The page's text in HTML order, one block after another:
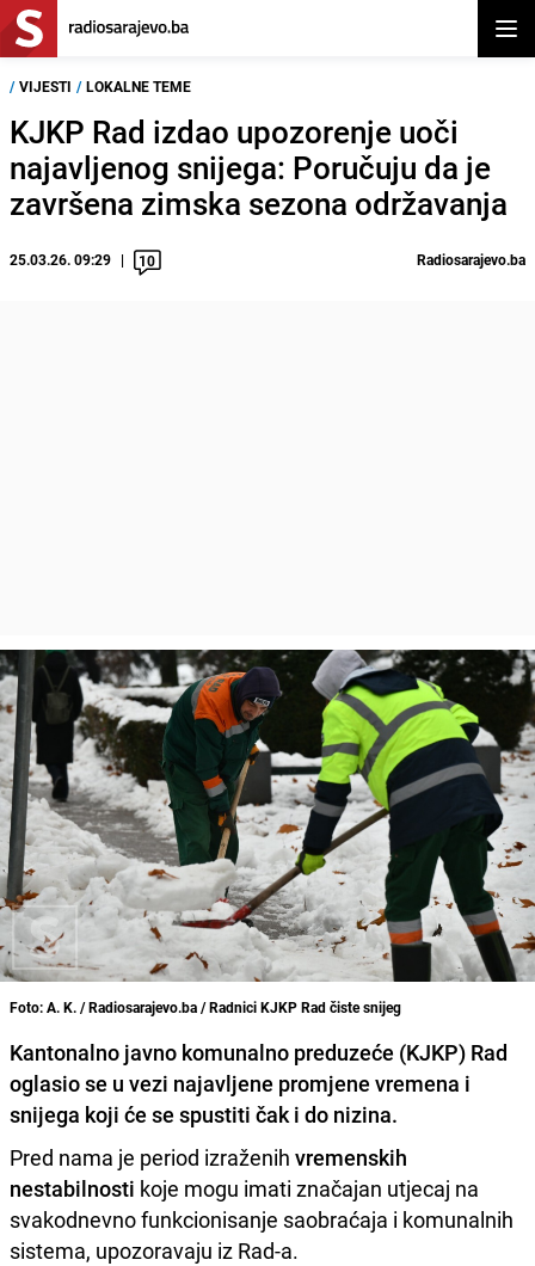
/ VIJESTI / LOKALNE TEME
KJKP Rad izdao upozorenje uoči
najavljenog snijega: Poručuju da je
završena zimska sezona održavanja
25.03.26. 09:29 10 Radiosarajevo.ba
Foto: A. K. / Radiosarajevo.ba / Radnici KJKP Rad čiste snijeg
Kantonalno javno komunalno preduzeće (KJKP) Rad
oglasio se u vezi najavljene promjene vremena i
snijega koji će se spustiti čak i do nizina.
Pred nama je period izraženih vremenskih
nestabilnosti koje mogu imati značajan utjecaj na
svakodnevno funkcionisanje saobraćaja i komunalnih
sistema, upozoravaju iz Rad-a.